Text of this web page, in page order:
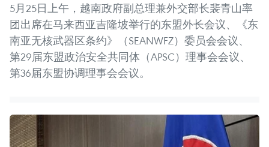
5月25日上午，越南政府副总理兼外交部长裴青山率
团出席在马来西亚吉隆坡举行的东盟外长会议、《东
南亚无核武器区条约》（SEANWFZ）委员会会议、
第29届东盟政治安全共同体（APSC）理事会会议、
第36届东盟协调理事会会议。